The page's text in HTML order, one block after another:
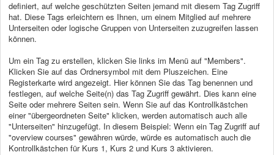
definiert, auf welche geschützten Seiten jemand mit diesem Tag Zugriff
hat. Diese Tags erleichtern es Ihnen, um einem Mitglied auf mehrere
Unterseiten oder logische Gruppen von Unterseiten zuzugreifen lassen
können.
Um ein Tag zu erstellen, klicken Sie links im Menü auf "Members".
Klicken Sie auf das Ordnersymbol mit dem Pluszeichen. Eine
Registerkarte wird angezeigt. Hier können Sie das Tag benennen und
festlegen, auf welche Seite(n) das Tag Zugriff gewährt. Dies kann eine
Seite oder mehrere Seiten sein. Wenn Sie auf das Kontrollkästchen
einer "übergeordneten Seite" klicken, werden automatisch auch alle
"Unterseiten" hinzugefügt. In diesem Beispiel: Wenn ein Tag Zugriff auf
"overview courses" gewähren würde, würde es automatisch auch die
Kontrollkästchen für Kurs 1, Kurs 2 und Kurs 3 aktivieren.